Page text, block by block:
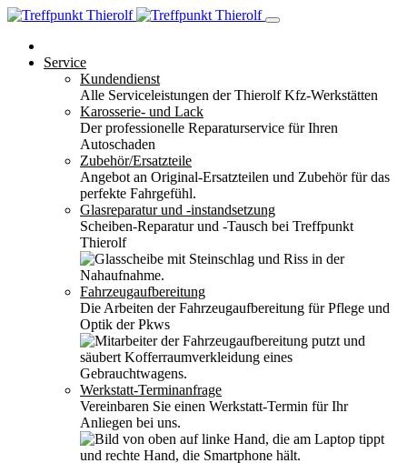
Service
Kundendienst
Alle Serviceleistungen der Thierolf Kfz-Werkstätten
Karosserie- und Lack
Der professionelle Reparaturservice für Ihren
Autoschaden
Zubehör/Ersatzteile
Angebot an Original-Ersatzteilen und Zubehör für das
perfekte Fahrgefühl.
Glasreparatur und -instandsetzung
Scheiben-Reparatur und -Tausch bei Treffpunkt
Thierolf
Fahrzeugaufbereitung
Die Arbeiten der Fahrzeugaufbereitung für Pflege und
Optik der Pkws
Werkstatt-Terminanfrage
Vereinbaren Sie einen Werkstatt-Termin für Ihr
Anliegen bei uns.